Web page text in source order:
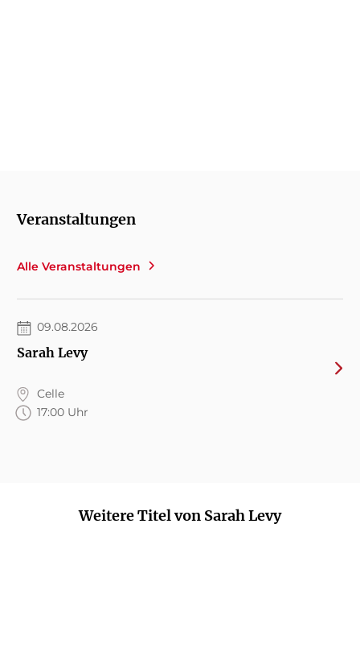
Veranstaltungen
Alle Veranstaltungen
09.08.2026
Sarah Levy
Celle
17:00 Uhr
Weitere Titel von Sarah Levy